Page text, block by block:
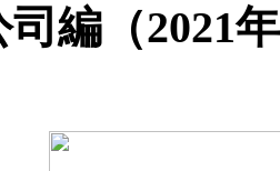
編（2021